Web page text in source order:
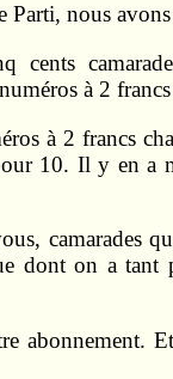
Parti, nous
cents
à 2
à 2 francs
10. Il y en
camarades
dont on a tant
abonnement.